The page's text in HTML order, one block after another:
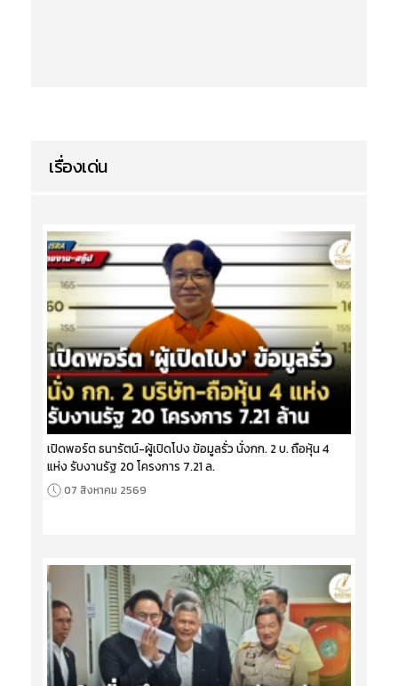
เรื่องเด่น
เปิดพอร์ต ธนารัตน์-ผู้เปิดโปง ข้อมูลรั่ว นั่งกก. 2 บ. ถือหุ้น 4
แห่ง รับงานรัฐ 20 โครงการ 7.21 ล.
07 สิงหาคม 2569